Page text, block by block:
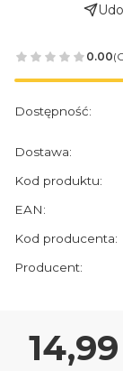
0.00
Dostępność:
Dostawa:
Kod produktu:
EAN:
Kod producenta:
Producent:
Cena
14,99